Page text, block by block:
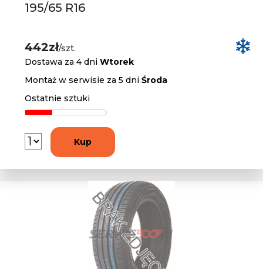
195/65 R16
442zł/szt.
Dostawa za 4 dniWtorek
Montaż w serwisie za 5 dniŚroda
Ostatnie sztuki
Kup